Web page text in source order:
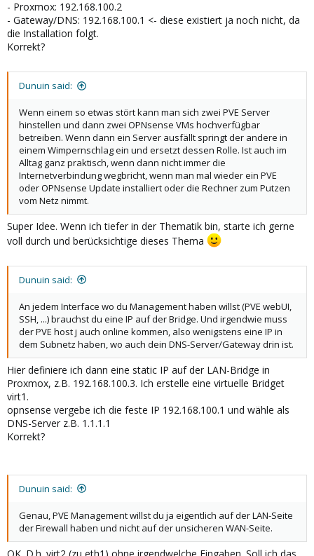
- Proxmox: 192.168.100.2
- Gateway/DNS: 192.168.100.1 <- diese existiert ja noch nicht, da
die Installation folgt.
Korrekt?
Dunuin said:
Wenn einem so etwas stört kann man sich zwei PVE Server
hinstellen und dann zwei OPNsense VMs hochverfügbar
betreiben. Wenn dann ein Server ausfällt springt der andere in
einem Wimpernschlag ein und ersetzt dessen Rolle. Ist auch im
Alltag ganz praktisch, wenn dann nicht immer die
Internetverbindung wegbricht, wenn man mal wieder ein PVE
oder OPNsense Update installiert oder die Rechner zum Putzen
vom Netz nimmt.
Super Idee. Wenn ich tiefer in der Thematik bin, starte ich gerne
voll durch und berücksichtige dieses Thema
Dunuin said:
An jedem Interface wo du Management haben willst (PVE webUI,
SSH, ...) brauchst du eine IP auf der Bridge. Und irgendwie muss
der PVE host j auch online kommen, also wenigstens eine IP in
dem Subnetz haben, wo auch dein DNS-Server/Gateway drin ist.
Hier definiere ich dann eine static IP auf der LAN-Bridge in
Proxmox, z.B. 192.168.100.3. Ich erstelle eine virtuelle Bridget
virt1.
opnsense vergebe ich die feste IP 192.168.100.1 und wähle als
DNS-Server z.B. 1.1.1.1
Korrekt?
Dunuin said:
Genau, PVE Management willst du ja eigentlich auf der LAN-Seite
der Firewall haben und nicht auf der unsicheren WAN-Seite.
OK. D.h. virt2 (zu eth1) ohne irgendwelche Eingaben. Soll ich das